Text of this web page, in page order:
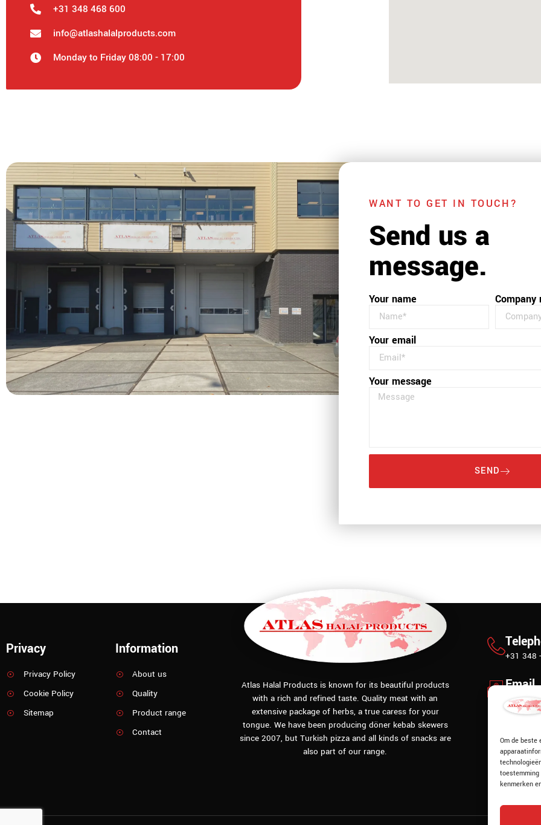
Om de beste
toestemming
kenmerken
+31 348 468 600
info@atlashalalproducts.com
Monday to Friday 08:00 - 17:00
WANT TO GET IN TOUCH?
Send us a
message.
Your name Company
Your email
Your message
SEND
Privacy
Privacy Policy
Cookie Policy
Sitemap
Information
About us
Quality
Product range
Contact
Atlas Halal Products is known for its beautiful products
with a rich and refined taste. Quality meat with an
extensive package of herbs, a true caress for your
tongue. We have been producing döner kebab skewers
since 2007, but Turkish pizza and all kinds of snacks are
also part of our range.
+31 348
Email